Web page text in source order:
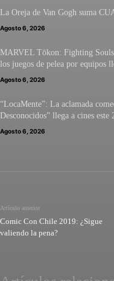
La Oreja de Van Gogh suma
Agosto 6, 2026
MARVEL Tōkon: Fighting
los juegos de pelea por equipos
Agosto 6, 2026
“LocaMente”: La aclamada
Desconocidos” llega a cines este
Agosto 6, 2026
Artículo anterior
Comic Con Chile 2019: ¿Sigue
valiendo la pena?